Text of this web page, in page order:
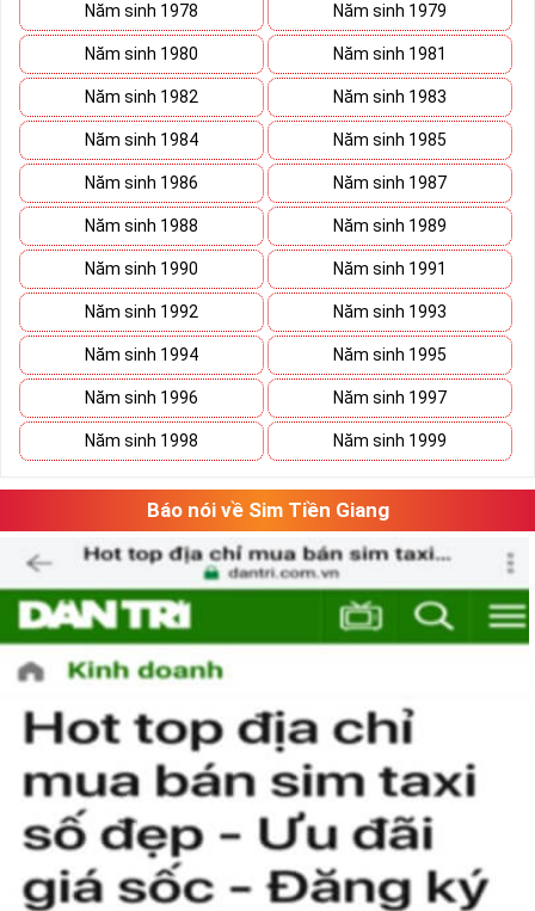
Năm sinh 1978 Năm sinh 1979
Năm sinh 1980 Năm sinh 1981
Năm sinh 1982 Năm sinh 1983
Năm sinh 1984 Năm sinh 1985
Năm sinh 1986 Năm sinh 1987
Năm sinh 1988 Năm sinh 1989
Năm sinh 1990 Năm sinh 1991
Năm sinh 1992 Năm sinh 1993
Năm sinh 1994 Năm sinh 1995
Năm sinh 1996 Năm sinh 1997
Năm sinh 1998 Năm sinh 1999
Báo nói về Sim Tiền Giang